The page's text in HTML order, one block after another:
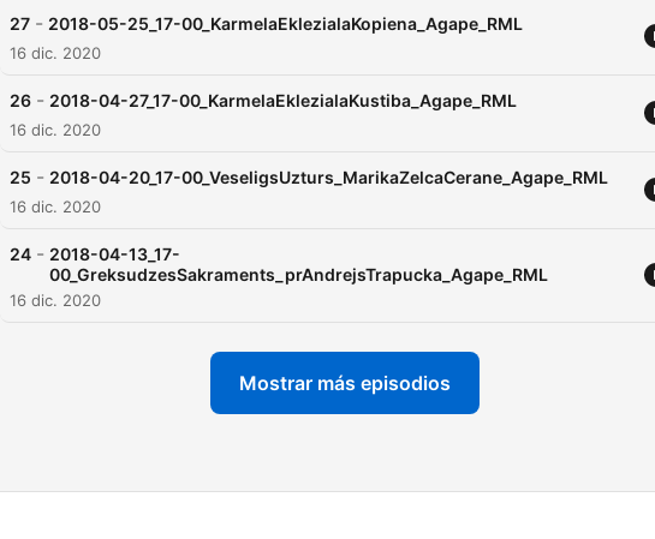
27 - 2018-05-25_17-00_KarmelaEklezialaKopiena_Agape_RML
16 dic. 2020
26 - 2018-04-27_17-00_KarmelaEklezialaKustiba_Agape_RML
16 dic. 2020
25 - 2018-04-20_17-00_VeseligsUzturs_MarikaZelcaCerane_Agape_RML
16 dic. 2020
24 - 2018-04-13_17-
00_GreksudzesSakraments_prAndrejsTrapucka_Agape_RML
16 dic. 2020
Mostrar más episodios